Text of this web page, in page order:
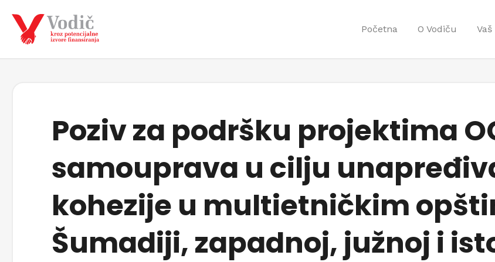
Početna O Vodiču
Poziv za podršku projektima
samouprava u cilju
kohezije u multietničkim
Šumadiji, zapadnoj, južnoj i